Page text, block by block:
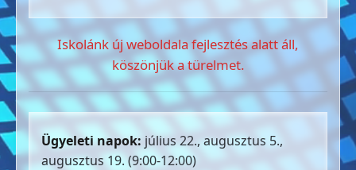
Iskolánk új weboldala fejlesztés alatt áll,
köszönjük a türelmet.
Ügyeleti napok: július 22., augusztus 5.,
augusztus 19. (9:00-12:00)